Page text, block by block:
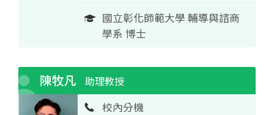
國立彰化師範大學 輔導與諮商
學系 博士
陳牧凡 助理教授
校內分機